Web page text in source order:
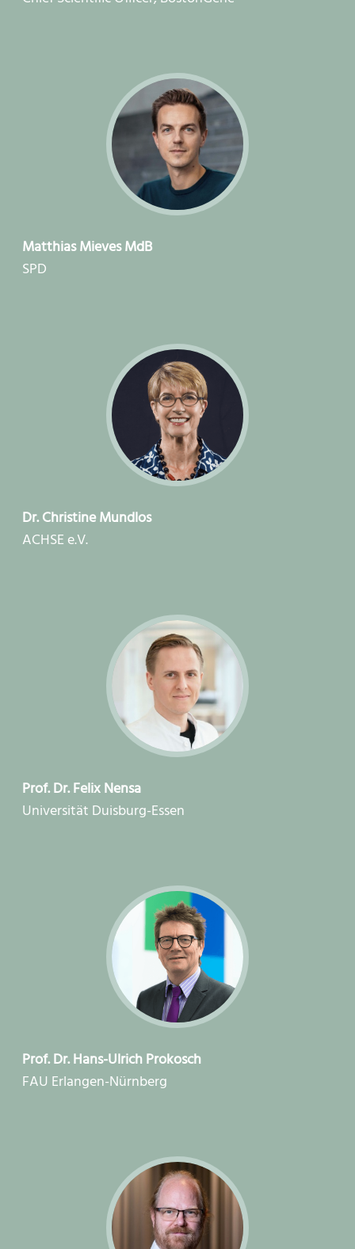
Matthias Mieves MdB
SPD
Dr. Christine Mundlos
ACHSE e.V.
Prof. Dr. Felix Nensa
Universität Duisburg-Essen
Prof. Dr. Hans-Ulrich Prokosch
FAU Erlangen-Nürnberg